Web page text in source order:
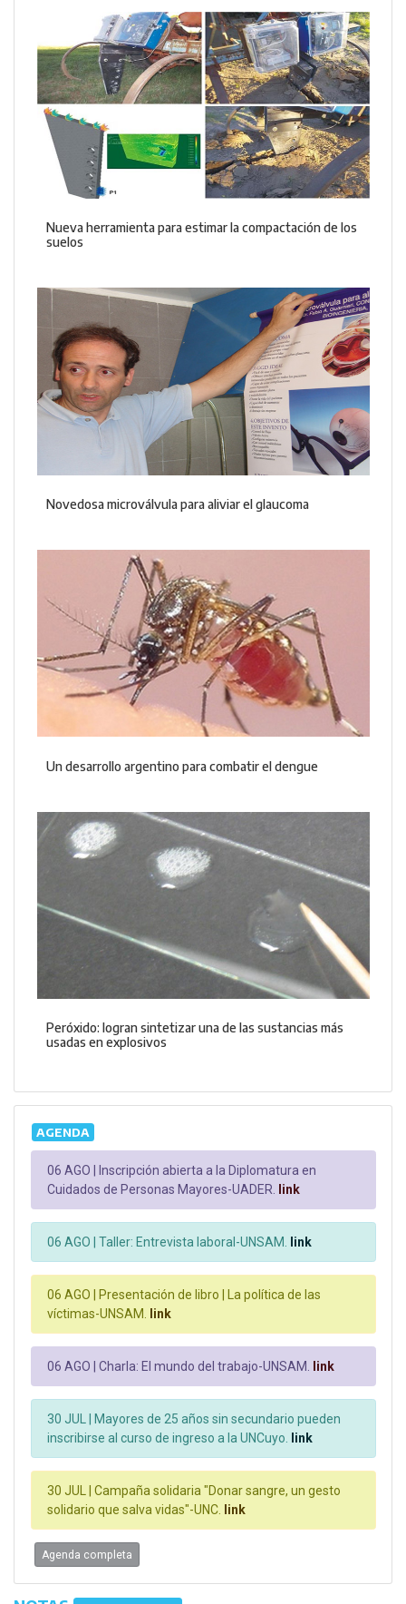
Nueva herramienta para estimar la compactación de los
suelos
Novedosa microválvula para aliviar el glaucoma
Un desarrollo argentino para combatir el dengue
Peróxido: logran sintetizar una de las sustancias más
usadas en explosivos
AGENDA
06 AGO | Inscripción abierta a la Diplomatura en
Cuidados de Personas Mayores-UADER. link
06 AGO | Taller: Entrevista laboral-UNSAM. link
06 AGO | Presentación de libro | La política de las
víctimas-UNSAM. link
06 AGO | Charla: El mundo del trabajo-UNSAM. link
30 JUL | Mayores de 25 años sin secundario pueden
inscribirse al curso de ingreso a la UNCuyo. link
30 JUL | Campaña solidaria "Donar sangre, un gesto
solidario que salva vidas"-UNC. link
Agenda completa